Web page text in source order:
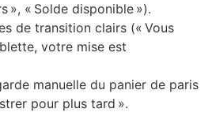
», « Solde disponible »).
de transition clairs (« Vous
votre mise est
manuelle du panier de paris
pour plus tard ».